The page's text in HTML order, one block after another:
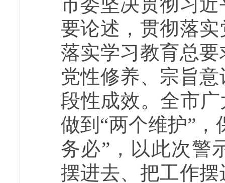
市委坚决贯彻习
要论述，贯彻落
落实学习教育总
党性修养、宗旨
段性成效。全市
做到“两个维护”，
务必”，以此次警
摆进去、把工作